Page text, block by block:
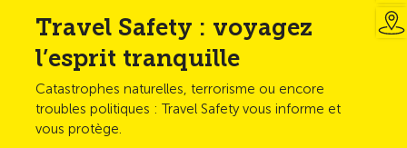
Travel Safety : voyagez
l’esprit tranquille
Catastrophes naturelles, terrorisme ou encore
troubles politiques : Travel Safety vous informe et
vous protège.